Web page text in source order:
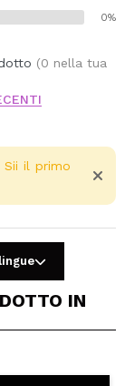
0%
(0 nella tua
Sii il primo
IN